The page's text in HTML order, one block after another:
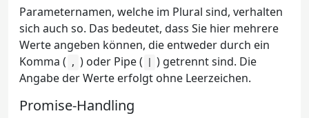
Parameternamen, welche im Plural sind, verhalten
sich auch so. Das bedeutet, dass Sie hier mehrere
Werte angeben können, die entweder durch ein
Komma (
, ) oder Pipe (
) getrennt sind. Die
Angabe der Werte erfolgt ohne Leerzeichen.
Promise-Handling